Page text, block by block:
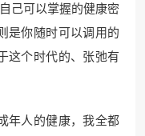
己可以掌握的健康密
是你随时可以调用的
这个时代的、张弛有
年人的健康，我全都